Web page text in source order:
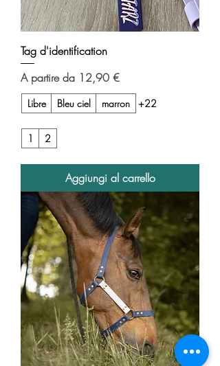
Tag d'identification
A partire da 12,90 €
Prezzo scontato
Libre Bleu ciel marron +22
1 2
Aggiungi al carrello